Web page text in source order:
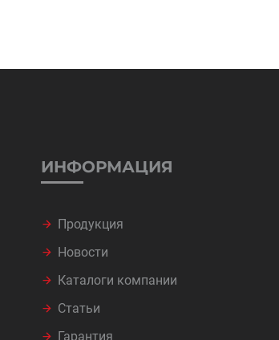
ИНФОРМАЦИЯ
Продукция
Новости
Каталоги компании
Статьи
Гарантия